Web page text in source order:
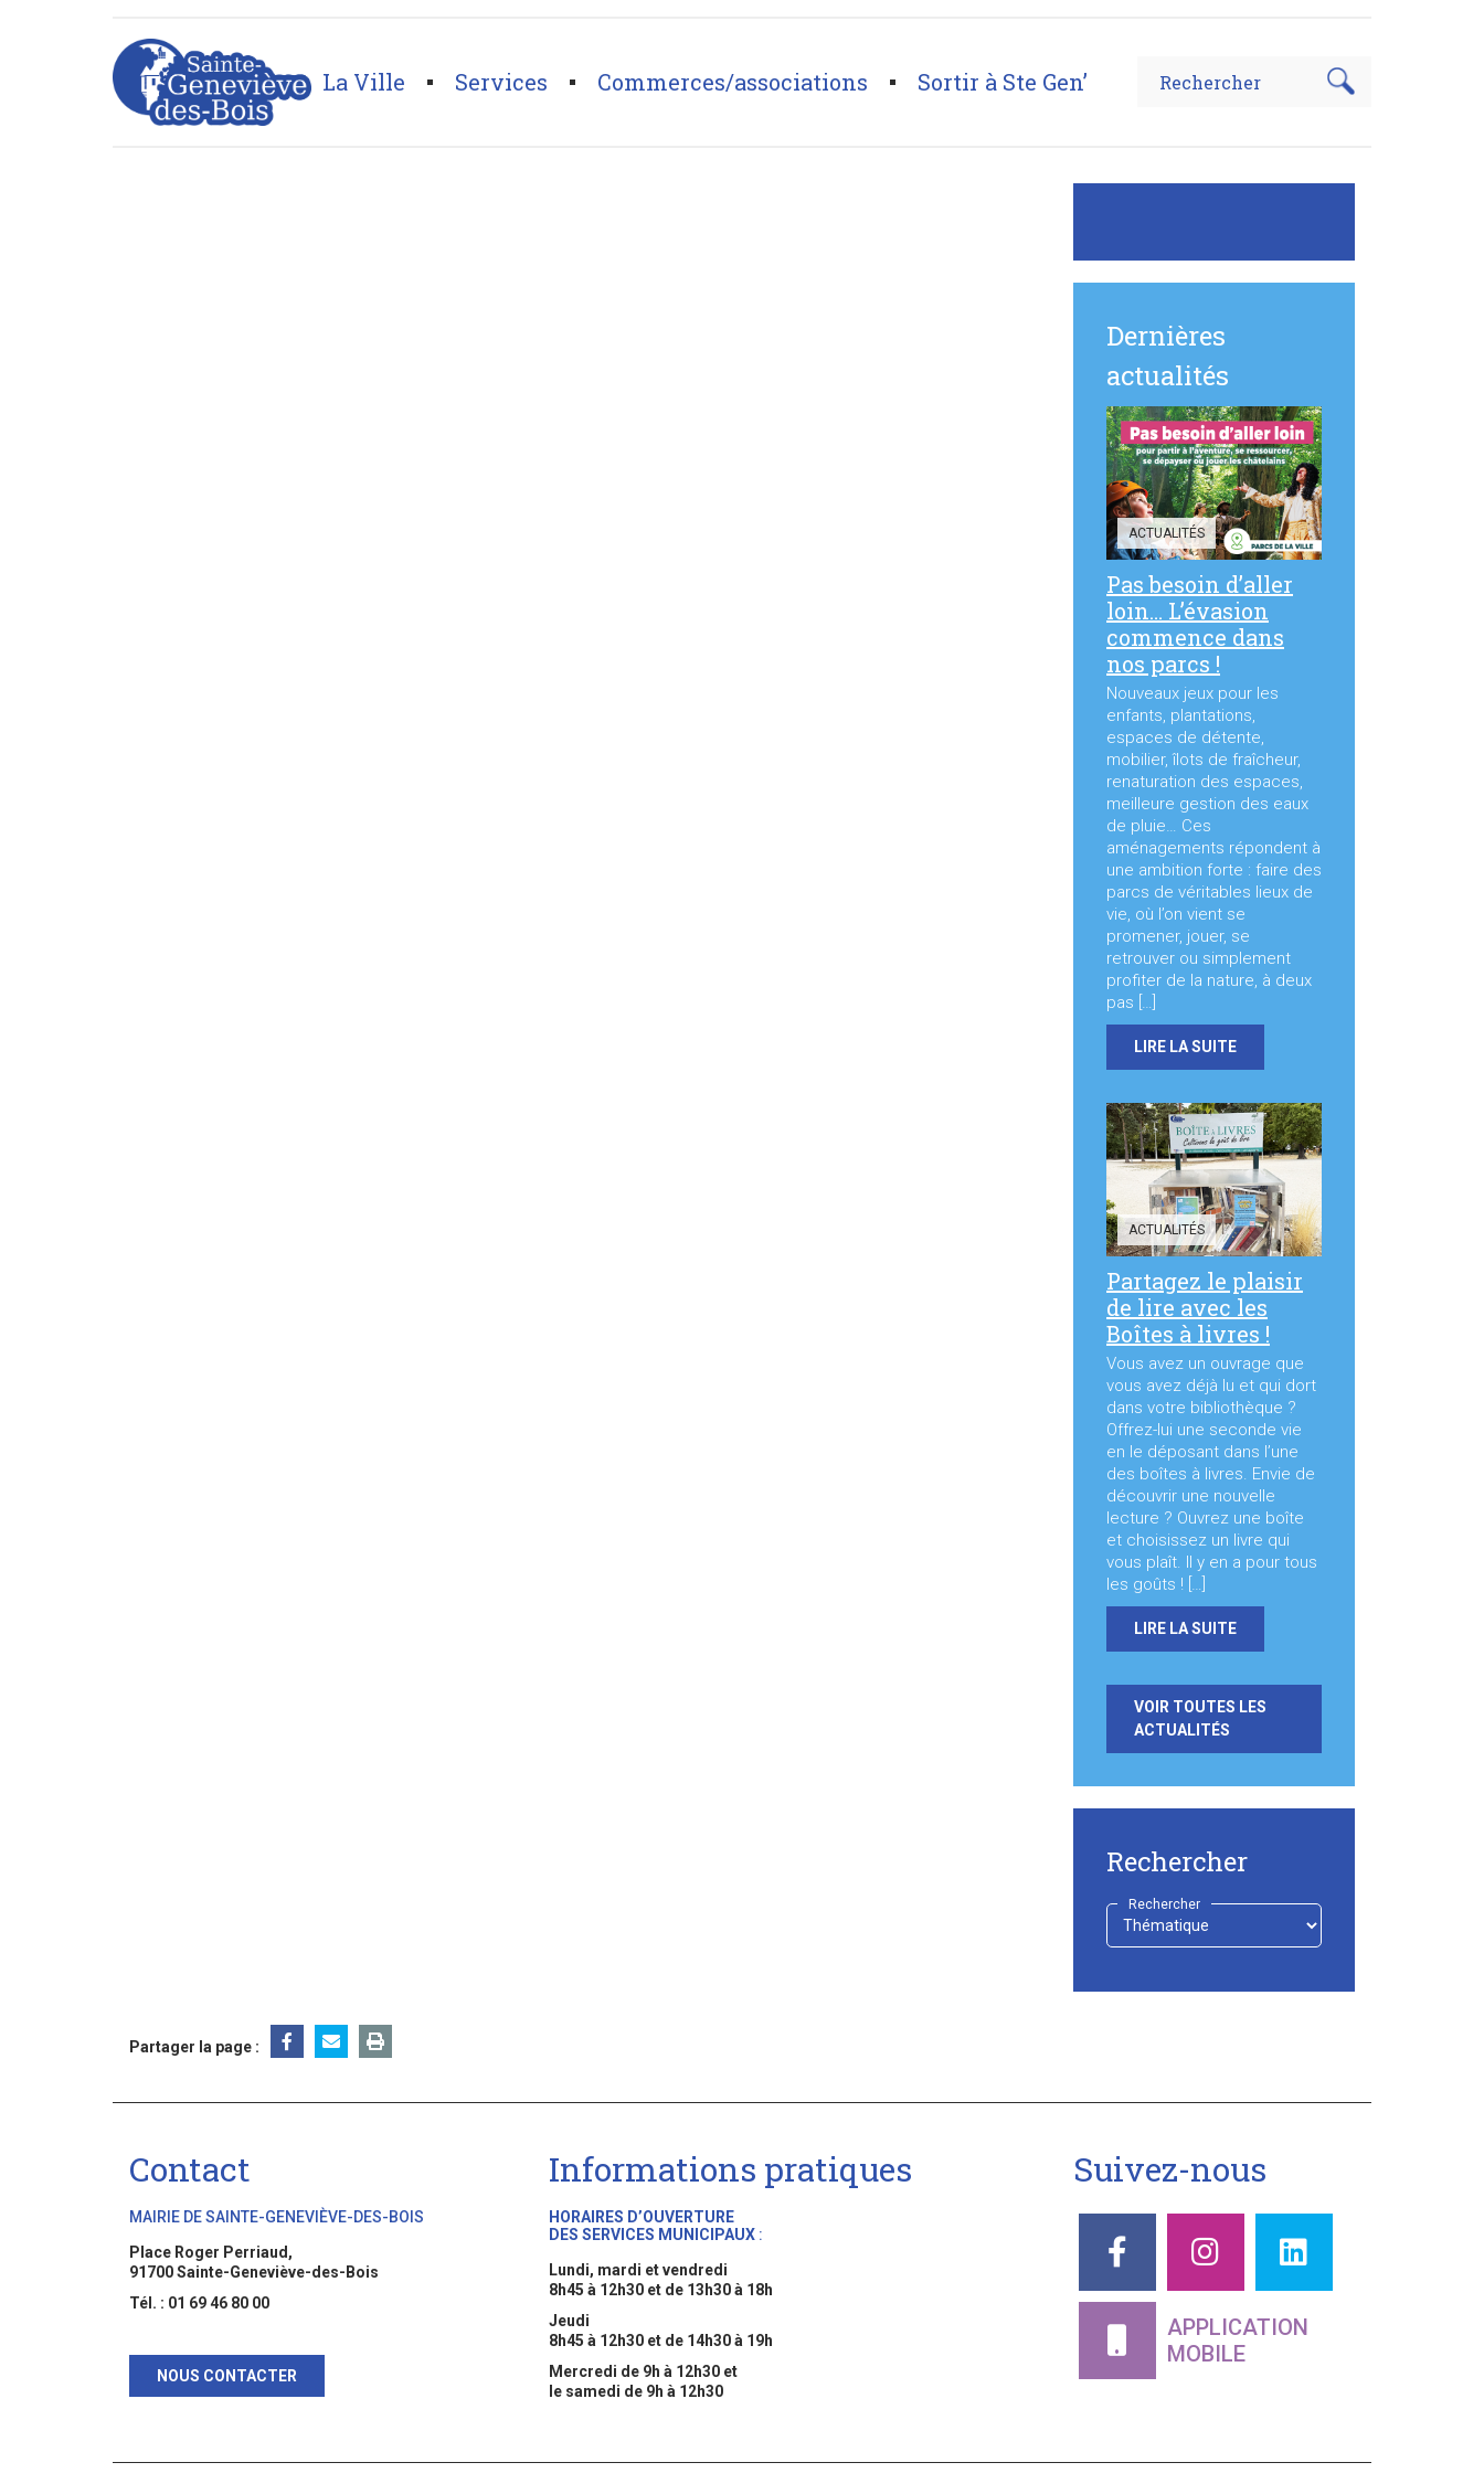
La Ville Services Commerces/associations Sortir à Ste Gen’
Page d'accueil>Cultes et cimetières
Dernières
actualités
ACTUALITÉS
Pas besoin d’aller
loin… L’évasion
commence dans
nos parcs !
Nouveaux jeux pour les
enfants, plantations,
espaces de détente,
mobilier, îlots de fraîcheur,
renaturation des espaces,
meilleure gestion des eaux
de pluie… Ces
aménagements répondent à
une ambition forte : faire des
parcs de véritables lieux de
vie, où l’on vient se
promener, jouer, se
retrouver ou simplement
profiter de la nature, à deux
pas […]
LIRE LA SUITE
ACTUALITÉS
Partagez le plaisir
de lire avec les
Boîtes à livres !
Vous avez un ouvrage que
vous avez déjà lu et qui dort
dans votre bibliothèque ?
Offrez-lui une seconde vie
en le déposant dans l’une
des boîtes à livres. Envie de
découvrir une nouvelle
lecture ? Ouvrez une boîte
et choisissez un livre qui
vous plaît. Il y en a pour tous
les goûts ! […]
LIRE LA SUITE
VOIR TOUTES LES
ACTUALITÉS
Rechercher
Rechercher
Choisir
Partager la page :
Contact
MAIRIE DE SAINTE-GENEVIÈVE-DES-BOIS
Place Roger Perriaud,
91700 Sainte-Geneviève-des-Bois
Tél. : 01 69 46 80 00
NOUS CONTACTER
Informations pratiques
HORAIRES D’OUVERTURE
DES SERVICES MUNICIPAUX :
Lundi, mardi et vendredi
8h45 à 12h30 et de 13h30 à 18h
Jeudi
8h45 à 12h30 et de 14h30 à 19h
Mercredi de 9h à 12h30 et
le samedi de 9h à 12h30
Suivez-nous
APPLICATION
MOBILE